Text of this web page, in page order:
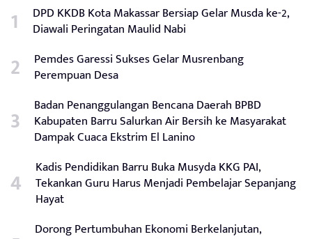
DPD KKDB Kota Makassar Bersiap Gelar Musda ke-2,
Diawali Peringatan Maulid Nabi
Pemdes Garessi Sukses Gelar Musrenbang
Perempuan Desa
Badan Penanggulangan Bencana Daerah BPBD
Kabupaten Barru Salurkan Air Bersih ke Masyarakat
Dampak Cuaca Ekstrim El Lanino
Kadis Pendidikan Barru Buka Musyda KKG PAI,
Tekankan Guru Harus Menjadi Pembelajar Sepanjang
Hayat
Dorong Pertumbuhan Ekonomi Berkelanjutan,